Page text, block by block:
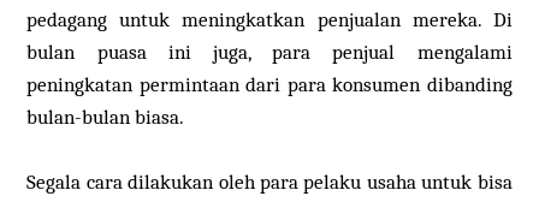
pedagang untuk meningkatkan penjualan mereka. Di
bulan puasa ini juga, para penjual mengalami
peningkatan permintaan dari para konsumen dibanding
bulan-bulan biasa.
Segala cara dilakukan oleh para pelaku usaha untuk bisa